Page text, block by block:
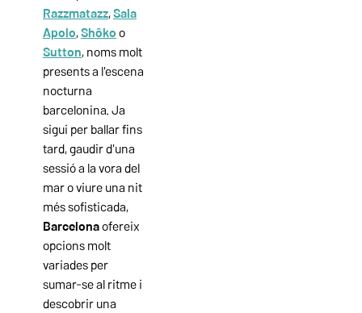
Razzmatazz,Sala
Apolo,Shôko o
Sutton, noms molt
presents a l'escena
nocturna
barcelonina. Ja
sigui per ballar fins
tard, gaudir d'una
sessió a la vora del
mar o viure una nit
més sofisticada,
Barcelonaofereix
opcions molt
variades per
sumar-se al ritme i
descobrir una